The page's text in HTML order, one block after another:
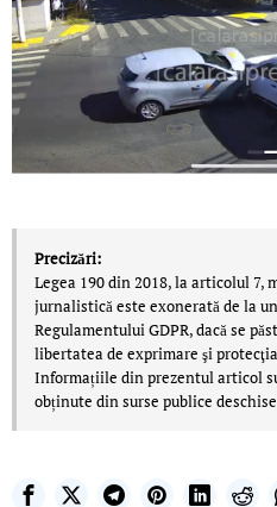
Precizări:
Legea 190 din 2018, la articolul 7,
jurnalistică este exonerată de la
Regulamentului GDPR, dacă se
libertatea de exprimare şi
Informațiile din prezentul articol
obținute din surse publice